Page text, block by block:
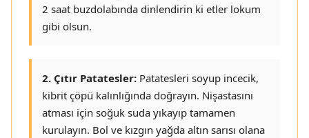
2 saat buzdolabında dinlendirin ki etler lokum
gibi olsun.
2. Çıtır Patatesler: Patatesleri soyup incecik,
kibrit çöpü kalınlığında doğrayın. Nişastasını
atması için soğuk suda yıkayıp tamamen
kurulayın. Bol ve kızgın yağda altın sarısı olana